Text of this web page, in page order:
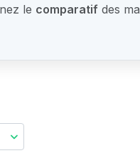
le comparatifdes